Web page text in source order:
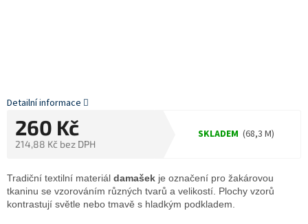
260 Kč
214,88 Kč bez DPH
SKLADEM (68,3 M)
Tradiční textilní materiál damašek je označení pro žakárovou
tkaninu se vzorováním různých tvarů a velikostí. Plochy vzorů
kontrastují světle nebo tmavě s hladkým podkladem.
Detailní informace